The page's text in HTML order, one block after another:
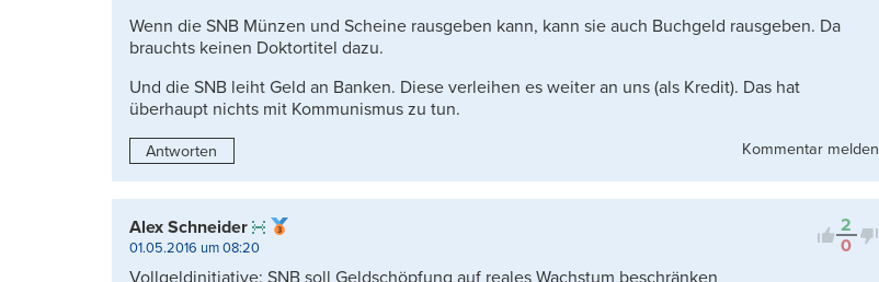
Wenn die SNB Münzen und Scheine rausgeben kann, kann sie auch Buchgeld rausgeben. Da
brauchts keinen Doktortitel dazu.
Und die SNB leiht Geld an Banken. Diese verleihen es weiter an uns (als Kredit). Das hat
überhaupt nichts mit Kommunismus zu tun.
Antworten Kommentar melden
2
0
Alex Schneider
01.05.2016 um 08:20